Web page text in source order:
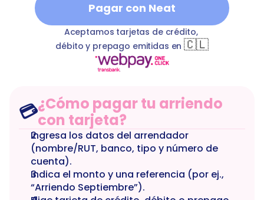
Pagar con Neat
propiedadesTrentSofía Iriondo Propiedades
Aceptamos tarjetas de crédito,
débito y prepago emitidas en 🇨🇱
💳¿Cómo pagar tu arriendo
con tarjeta?
Ingresa los datos del arrendador
(nombre/RUT, banco, tipo y número de
cuenta).
Indica el monto y una referencia (por ej.,
“Arriendo Septiembre”).